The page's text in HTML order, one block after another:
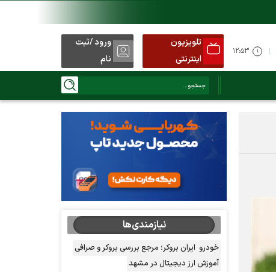
تلویزیون
اینترنتی
ورود /ثبت
نام
نیازمندی‌ها
خودرو ایران بروکر؛ مرجع بررسی بروکر و صرافی
آموزش ارز دیجیتال در مشهد